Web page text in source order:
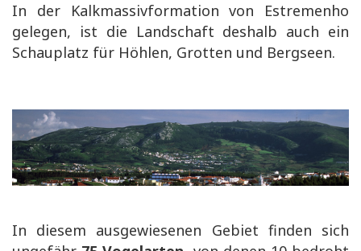
In der Kalkmassivformation von Estremenho
gelegen, ist die Landschaft deshalb auch ein
Schauplatz für Höhlen, Grotten und Bergseen.
In diesem ausgewiesenen Gebiet finden sich